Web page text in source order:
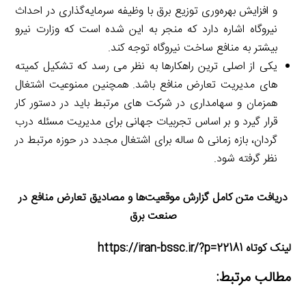
و افزایش بهره‌وری توزیع برق با وظیفه سرمایه‌گذاری در احداث
نیروگاه اشاره دارد که منجر به این شده است که وزارت نیرو
بیشتر به منافع ساخت نیروگاه توجه کند.
یکی از اصلی ترین راهکارها به نظر می رسد که تشکیل کمیته
های مدیریت تعارض منافع باشد. همچنین ممنوعیت اشتغال
همزمان و سهامداری در شرکت های مرتبط باید در دستور کار
قرار گیرد و بر اساس تجربیات جهانی برای مدیریت مسئله درب
گردان، بازه زمانی ۵ ساله برای اشتغال مجدد در حوزه مرتبط در
نظر گرفته شود.
دریافت متن کامل گزارش موقعیت‌ها و مصادیق تعارض منافع در
صنعت برق
لینک کوتاه https://iran-bssc.ir/?p=22181
مطالب مرتبط: